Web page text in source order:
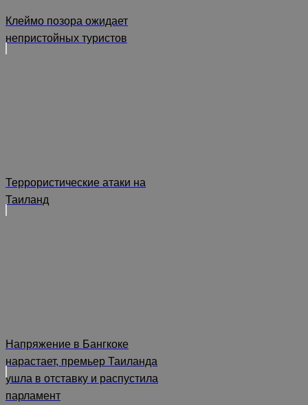
Клеймо позора ожидает
непристойных туристов
Террористические атаки на
Таиланд
Напряжение в Бангкоке
нарастает, премьер Таиланда
ушла в отставку и распустила
парламент